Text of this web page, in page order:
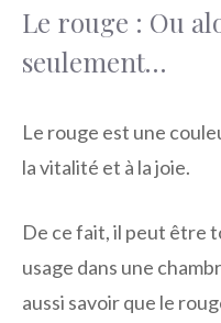
Le rouge : Ou
seulement…
Le rouge est une
la vitalité et à la joie.
De ce fait, il peut être
usage dans une
aussi savoir que le